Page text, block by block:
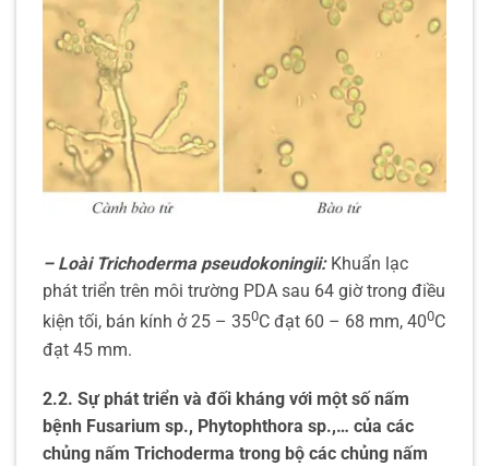
– Loài Trichoderma pseudokoningii: Khuẩn lạc
phát triển trên môi trường PDA sau 64 giờ trong điều
kiện tối, bán kính ở 25 – 350C đạt 60 – 68 mm, 400C
đạt 45 mm.
2.2. Sự phát triển và đối kháng với một số nấm
bệnh Fusarium sp., Phytophthora sp.,… của các
chủng nấm Trichoderma trong bộ các chủng nấm